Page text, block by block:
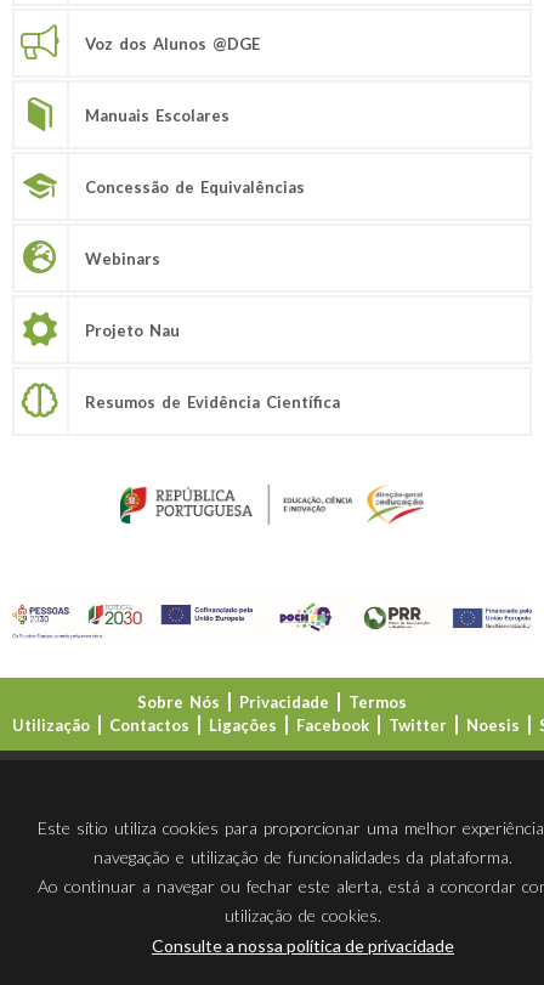
Voz dos Alunos @DGE
Manuais Escolares
Concessão de Equivalências
Webinars
Projeto Nau
Resumos de Evidência Científica
Sobre Nós Privacidade
Termos
Utilização
Contactos Ligações Facebook Twitter Noesis
Este sítio utiliza cookies para proporcionar uma melhor
navegação e utilização de funcionalidades da plataforma.
Ao continuar a navegar ou fechar este alerta, está a concordar
utilização de cookies.
Consulte a nossa política de privacidade